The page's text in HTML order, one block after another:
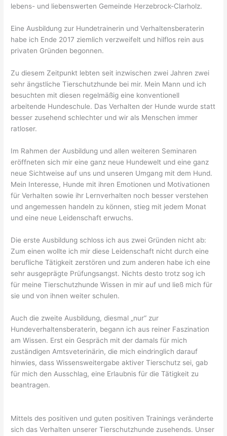
lebens- und liebenswerten Gemeinde Herzebrock-Clarholz.
Eine Ausbildung zur Hundetrainerin und Verhaltensberaterin
habe ich Ende 2017 ziemlich verzweifelt und hilflos rein aus
privaten Gründen begonnen.
Zu diesem Zeitpunkt lebten seit inzwischen zwei Jahren zwei
sehr ängstliche Tierschutzhunde bei mir. Mein Mann und ich
besuchten mit diesen regelmäßig eine konventionell
arbeitende Hundeschule. Das Verhalten der Hunde wurde statt
besser zusehend schlechter und wir als Menschen immer
ratloser.
Im Rahmen der Ausbildung und allen weiteren Seminaren
eröffneten sich mir eine ganz neue Hundewelt und eine ganz
neue Sichtweise auf uns und unseren Umgang mit dem Hund.
Mein Interesse, Hunde mit ihren Emotionen und Motivationen
für Verhalten sowie ihr Lernverhalten noch besser verstehen
und angemessen handeln zu können, stieg mit jedem Monat
und eine neue Leidenschaft erwuchs.
Die erste Ausbildung schloss ich aus zwei Gründen nicht ab:
Zum einen wollte ich mir diese Leidenschaft nicht durch eine
berufliche Tätigkeit zerstören und zum anderen habe ich eine
sehr ausgeprägte Prüfungsangst. Nichts desto trotz sog ich
für meine Tierschutzhunde Wissen in mir auf und ließ mich für
sie und von ihnen weiter schulen.
Auch die zweite Ausbildung, diesmal „nur“ zur
Hundeverhaltensberaterin, begann ich aus reiner Faszination
am Wissen. Erst ein Gespräch mit der damals für mich
zuständigen Amtsveterinärin, die mich eindringlich darauf
hinwies, dass Wissensweitergabe aktiver Tierschutz sei, gab
für mich den Ausschlag, eine Erlaubnis für die Tätigkeit zu
beantragen.
Mittels des positiven und guten positiven Trainings veränderte
sich das Verhalten unserer Tierschutzhunde zusehends. Unser